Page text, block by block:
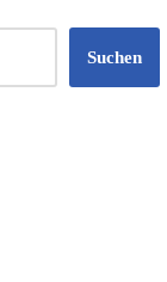
Suchen